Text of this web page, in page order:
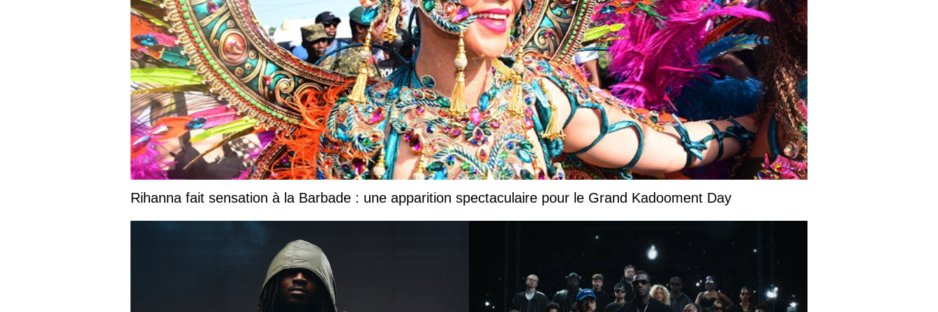
Rihanna fait sensation à la Barbade : une apparition spectaculaire pour le Grand Kadooment Day